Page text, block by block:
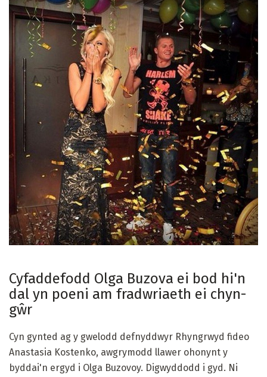
Cyfaddefodd Olga Buzova ei bod hi'n
dal yn poeni am fradwriaeth ei chyn-
gŵr
Cyn gynted ag y gwelodd defnyddwyr Rhyngrwyd fideo
Anastasia Kostenko, awgrymodd llawer ohonynt y
byddai'n ergyd i Olga Buzovoy. Digwyddodd i gyd. Ni